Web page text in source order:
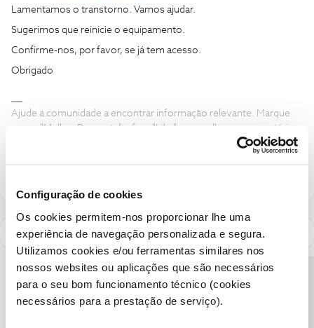
Configuração de cookies
Os cookies permitem-nos proporcionar lhe uma
experiência de navegação personalizada e segura.
Utilizamos cookies e/ou ferramentas similares nos
nossos websites ou aplicações que são necessários
para o seu bom funcionamento técnico (cookies
necessários para a prestação de serviço).
Lamentamos o transtorno. Vamos ajudar.
Sugerimos que reinicie o equipamento.
Confirme-nos, por favor, se já tem acesso.
Obrigado
Ajude a comunidade a encontrar informação relevante. Marque
como "Melhor Resposta" e faça "Like" nos melhores comentários.
Siga os perfis da moderação, através da opção "Seguir", para estar